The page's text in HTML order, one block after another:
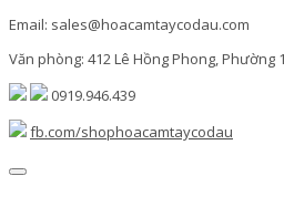
Email: sales@hoacamtaycodau.com
Văn phòng: 412 Lê Hồng Phong, Phường
0919.946.439
fb.com/shophoacamtaycodau